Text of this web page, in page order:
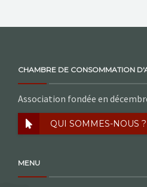
CHAMBRE DE CONSOMMATION
Association fondée en
QUI SOMMES-NOUS ?
MENU